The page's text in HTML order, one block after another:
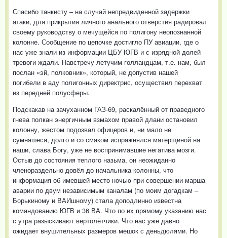
Спасибо танкисту – на случай непредвиденной задержки
атаки, для прикрытия личного анального отверстия радировал
своему руководству о мечущейся по полигону неопознанной
колонне. Сообщение по цепочке достигло ПУ авиации, где о
нас уже знали из информации ЦБУ ЮГВ и с изрядной долей
тревоги ждали. Навстречу летучим голландцам, т.е. нам, был
послан «эй, полковник», который, не допустив нашей
погибели в аду полигонных директрис, осуществил перехват
из передней полусферы.
Подскакав на зачуханном ГАЗ-69, раскалённый от праведного
гнева полкан энергичным взмахом правой длани остановил
колонну, жестом подозвал офицеров и, ни мало не
сумняшеся, долго и со смаком испражнялся матерщиной на
наши, слава Богу, уже не воспринимавшие негатива мозги.
Остыв до состояния теплого назьма, он неожиданно
членораздельно довёл до начальника колонны, что
информация об имевшей место ночью при совершении марша
аварии по двум независимым каналам (по моим догадкам –
Борькиному и ВАИшному) стала доподлинно известна
командованию ЮГВ и 36 ВА. Что по их прямому указанию нас
с утра разыскивают вертолётчики. Что нас уже давно
ожидает внушительных размеров мешок с деньдюлями. Но